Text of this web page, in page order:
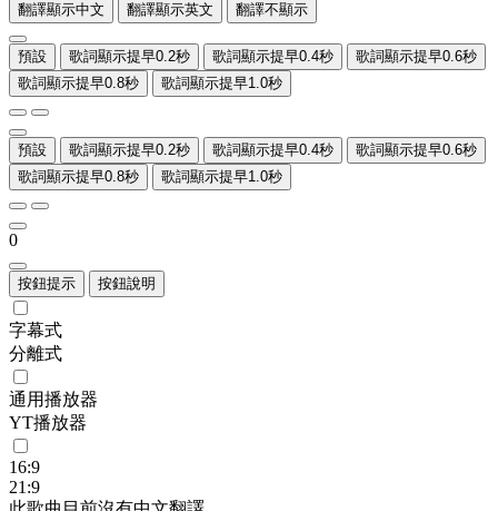
翻譯顯示中文 翻譯顯示英文 翻譯不顯示
預設 歌詞顯示提早0.2秒 歌詞顯示提早0.4秒
歌詞顯示提早0.6秒
歌詞顯示提早0.8秒
歌詞顯示提早1.0秒
預設 歌詞顯示提早0.2秒 歌詞顯示提早0.4秒
歌詞顯示提早0.6秒
歌詞顯示提早0.8秒
歌詞顯示提早1.0秒
0
按鈕提示 按鈕說明
字幕式
分離式
通用播放器
YT播放器
16:9
21:9